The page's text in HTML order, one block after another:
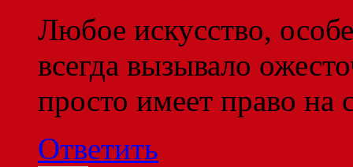
Любое искусство,
всегда вызывало
просто имеет право на
Ответить